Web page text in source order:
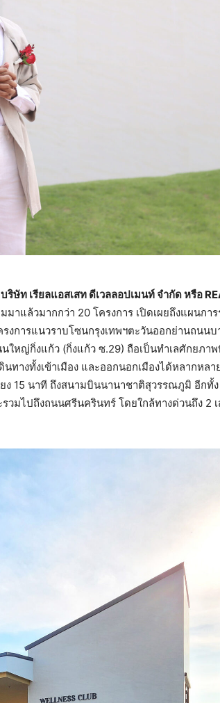
ษัท เรียลแอสเสท ดีเวลลอปเมนท์ จำกัด หรือ
แล้วมากกว่า 20 โครงการ เปิดเผยถึงแผนกา
การแนวราบโซนกรุงเทพฯตะวันออกย่านถน
หญ่กิ่งแก้ว (กิ่งแก้ว ซ.29) ถือเป็นทำเลศักยภา
ทางทั้งเข้าเมือง และออกนอกเมืองได้หลากหลา
ง 15 นาที ถึงสนามบินนานาชาติสุวรรณภูมิ อีก
วมไปถึงถนนศรีนครินทร์ โดยใกล้ทางด่วนถึง 2